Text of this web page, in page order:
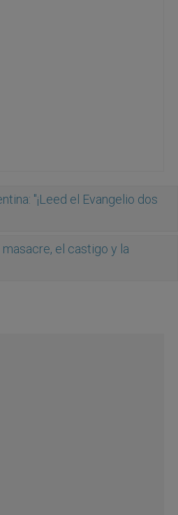
"¡Leed el Evangelio dos
el castigo y la